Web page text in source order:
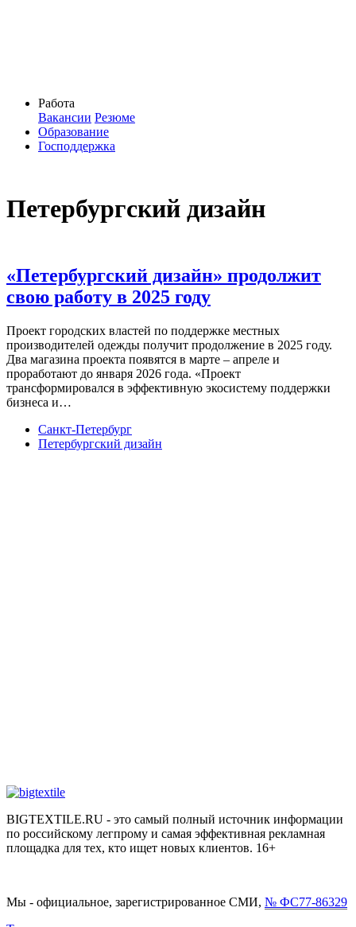
Работа
Вакансии Резюме
Образование
Господдержка
Петербургский дизайн
«Петербургский дизайн» продолжит
свою работу в 2025 году
Проект городских властей по поддержке местных
производителей одежды получит продолжение в 2025 году.
Два магазина проекта появятся в марте – апреле и
проработают до января 2026 года. «Проект
трансформировался в эффективную экосистему поддержки
бизнеса и…
Санкт-Петербург
Петербургский дизайн
BIGTEXTILE.RU - это самый полный источник информации
по российскому легпрому и самая эффективная рекламная
площадка для тех, кто ищет новых клиентов. 16+
Мы - официальное, зарегистрированное СМИ, № ФС77-86329